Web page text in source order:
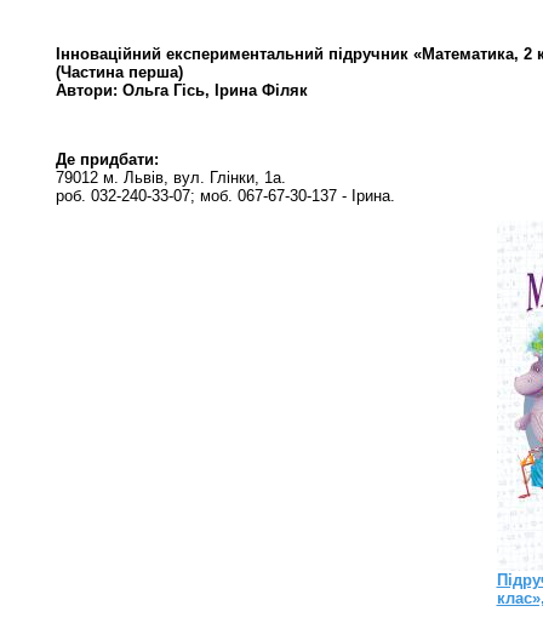
Інноваційний експериментальний підручник «Математика, 2
(Частина перша)
Автори: Ольга Гісь, Ірина Філяк
Де придбати:
79012 м. Львів, вул. Глінки, 1а.
роб. 032-240-33-07; моб. 067-67-30-137 - Ірина.